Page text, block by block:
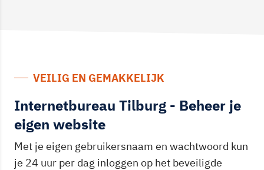
VEILIG EN GEMAKKELIJK
Internetbureau Tilburg - Beheer je
eigen website
Met je eigen gebruikersnaam en wachtwoord kun
je 24 uur per dag inloggen op het beveiligde